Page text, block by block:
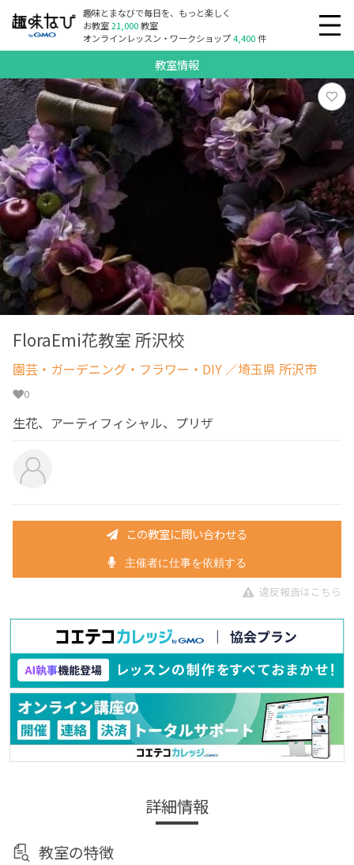
趣味とまなびで毎日を、もっと楽しく
お教室21,000教室
オンラインレッスン・ワークショップ4,400件
教室情報
FloraEmi花教室 所沢校
園芸・ガーデニング・フラワー・DIY ／埼玉県 所沢市
0
生花、アーティフィシャル、プリザ
この教室に問い合わせる
主催者に仕事を依頼する
違反報告はこちら
詳細情報
教室の特徴